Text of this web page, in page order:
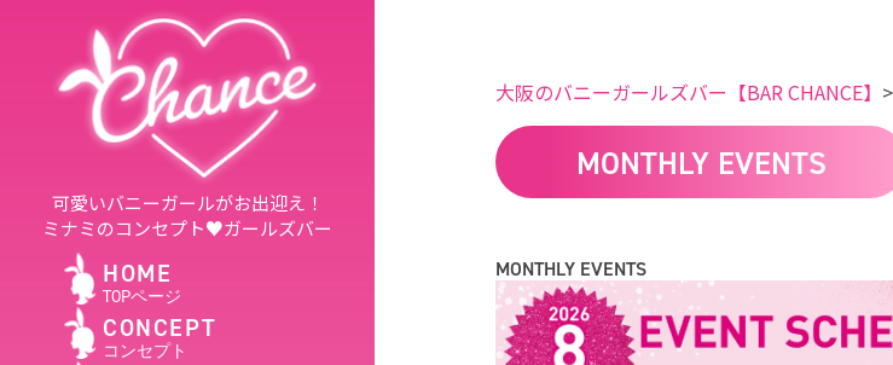
可愛いバニーガールがお出迎え！
ミナミのコンセプト♥ガールズバー
HOME
TOPページ
CONCEPT
コンセプト
大阪のバニーガールズバー【BAR CHANCE】
MONTHLY EVENTS
MONTHLY EVENTS